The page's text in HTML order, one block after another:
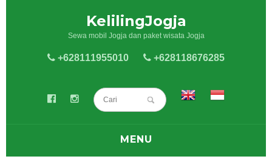
KelilingJogja
Sewa mobil Jogja dan paket wisata Jogja
+628111955010 +628118676285
MENU